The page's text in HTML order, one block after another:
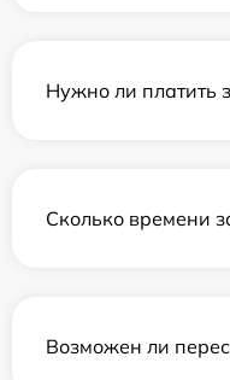
Нужно ли платить
Сколько времени
Возможен ли